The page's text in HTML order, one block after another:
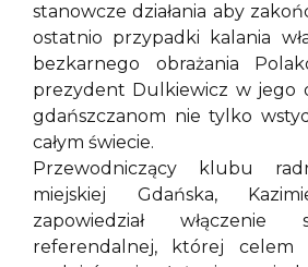
stanowcze działania aby
ostatnio przypadki kalania
bezkarnego obrażania
prezydent Dulkiewicz w jego
gdańszczanom nie tylko
całym świecie.
Przewodniczący klubu
miejskiej Gdańska,
zapowiedział
referendalnej, której celem